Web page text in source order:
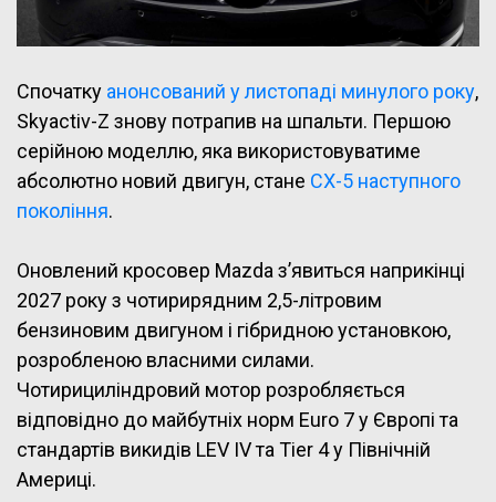
Спочатку анонсований у листопаді минулого року,
Skyactiv-Z знову потрапив на шпальти. Першою
серійною моделлю, яка використовуватиме
абсолютно новий двигун, стане CX-5 наступного
покоління.
Оновлений кросовер Mazda з’явиться наприкінці
2027 року з чотирирядним 2,5-літровим
бензиновим двигуном і гібридною установкою,
розробленою власними силами.
Чотирициліндровий мотор розробляється
відповідно до майбутніх норм Euro 7 у Європі та
стандартів викидів LEV IV та Tier 4 у Північній
Америці.